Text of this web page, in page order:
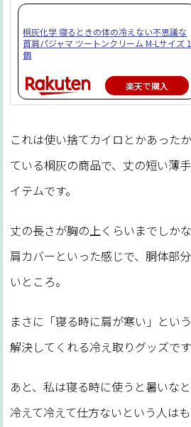
桐灰化学 寝るときの体の冷えない不思議な
首肩パジャマ ツートンクリーム M-Lサイズ 1
個
楽天で購入
これは使い捨てカイロとかあった
ている桐灰の商品で、丈の短い薄
イテムです。
丈の長さが胸の上くらいまでしか
肩カバーといった感じで、胴体部
いところ。
まさに「寝る時に肩が寒い」とい
解決してくれる冷え取りグッズです
あと、私は寝る時に使うと暑いな
冷えて冷えて仕方ないという人は